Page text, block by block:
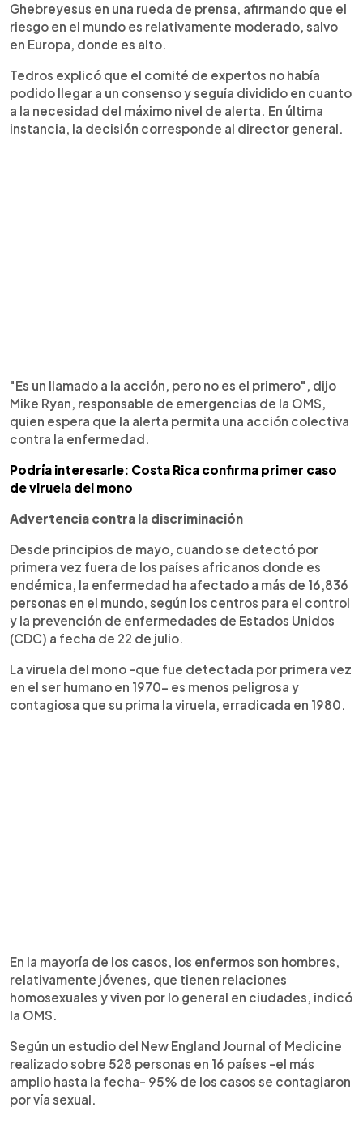
Ghebreyesus en una rueda de prensa, afirmando que el
riesgo en el mundo es relativamente moderado, salvo
en Europa, donde es alto.
Tedros explicó que el comité de expertos no había
podido llegar a un consenso y seguía dividido en cuanto
a la necesidad del máximo nivel de alerta. En última
instancia, la decisión corresponde al director general.
"Es un llamado a la acción, pero no es el primero", dijo
Mike Ryan, responsable de emergencias de la OMS,
quien espera que la alerta permita una acción colectiva
contra la enfermedad.
Podría interesarle: Costa Rica confirma primer caso
de viruela del mono
Advertencia contra la discriminación
Desde principios de mayo, cuando se detectó por
primera vez fuera de los países africanos donde es
endémica, la enfermedad ha afectado a más de 16,836
personas en el mundo, según los centros para el control
y la prevención de enfermedades de Estados Unidos
(CDC) a fecha de 22 de julio.
La viruela del mono -que fue detectada por primera vez
en el ser humano en 1970- es menos peligrosa y
contagiosa que su prima la viruela, erradicada en 1980.
En la mayoría de los casos, los enfermos son hombres,
relativamente jóvenes, que tienen relaciones
homosexuales y viven por lo general en ciudades, indicó
la OMS.
Según un estudio del New England Journal of Medicine
realizado sobre 528 personas en 16 países -el más
amplio hasta la fecha- 95% de los casos se contagiaron
por vía sexual.